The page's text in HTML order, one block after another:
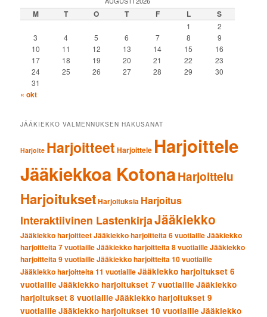
M T O T F L S
1
2
3
4 5 6 7 8
9
10
11 12 13 14 15
16
17
18 19 20 21 22
23
24
25 26 27 28 29
30
31
« okt
JÄÄKIEKKO VALMENNUKSEN HAKUSANAT
Harjoite Harjoitteet Harjoittele Harjoittele
Jääkiekkoa KotonaHarjoittelu
HarjoituksetHarjoituksia Harjoitus
Interaktiivinen LastenkirjaJääkiekko
Jääkiekko harjoitteetJääkiekko harjoitteita 6 vuotiailleJääkiekko
harjoitteita 7 vuotiailleJääkiekko harjoitteita 8 vuotiailleJääkiekko
harjoitteita 9 vuotiailleJääkiekko harjoitteita 10 vuotiaille
Jääkiekko harjoitteita 11 vuotiailleJääkiekko harjoitukset 6
vuotiaille Jääkiekko harjoitukset 7 vuotiaille Jääkiekko
harjoitukset 8 vuotiaille Jääkiekko harjoitukset 9
vuotiaille Jääkiekko harjoitukset 10 vuotiaille Jääkiekko